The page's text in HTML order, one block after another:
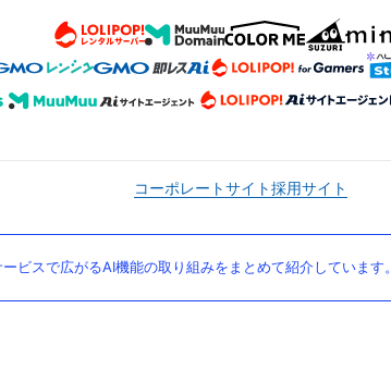
コーポレートサイト採用サイト
ビスで広がるAI機能の取り組みをまとめて紹介しています。